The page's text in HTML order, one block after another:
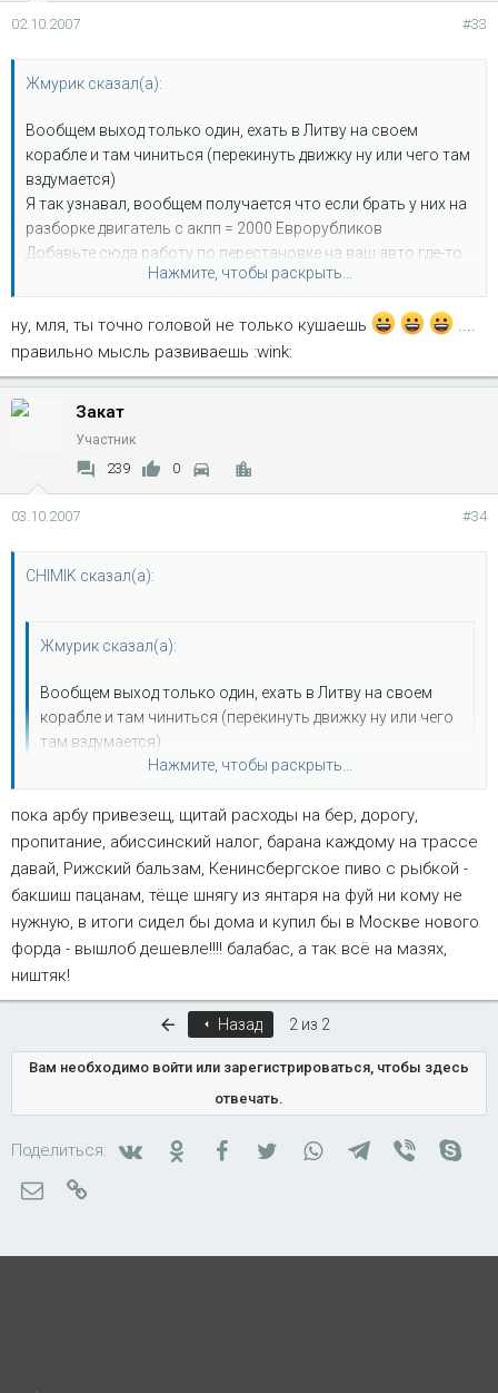
02.10.2007 #33
Жмурик сказал(а):
Вообщем выход только один, ехать в Литву на своем
корабле и там чиниться (перекинуть движку ну или чего там
вздумается)
Я так узнавал, вообщем получается что если брать у них на
разборке двигатель с акпп = 2000 Еврорубликов
Добавьте сюда работу по перестановке на ваш авто где-то
800 Евро, плюс дорога туда обратно, но где гарантия что
Поэтому, покупаем заранее проверенный авто за эти же
2000 Евро и едем на двух кораблях в "ДОКи" для того чтобы
собрать из двух один, но в этом случае есть еще и плюсы,
Нажмите, чтобы раскрыть...
ну, мля, ты точно головой не только кушаешь
правильно мысль развиваешь :wink:
Закат
Участник
239 0
03.10.2007 #34
CHIMIK сказал(а):
Жмурик сказал(а):
Вообщем выход только один, ехать в Литву на своем
корабле и там чиниться (перекинуть движку ну или чего
там вздумается)
Я так узнавал, вообщем получается что если брать у них
Добавьте сюда работу по перестановке на ваш авто где-
то 800 Евро, плюс дорога туда обратно, но где гарантия
что двигатель в норме?
Поэтому, покупаем заранее проверенный авто за эти же
2000 Евро и едем на двух кораблях в "ДОКи" для того
чтобы собрать из двух один, но в этом случае есть еще и
плюсы, мы можем с собой забрать кучу запчастей!!!
Нажмите, чтобы раскрыть...
ну, мля, ты точно головой не только кушаешь
правильно мысль развиваешь :wink:
Нажмите, чтобы раскрыть...
пока арбу привезещ, щитай расходы на бер, дорогу,
пропитание, абиссинский налог, барана каждому на трассе
давай, Рижский бальзам, Кенинсбергское пиво с рыбкой -
бакшиш пацанам, тёще шнягу из янтаря на фуй ни кому не
нужную, в итоги сидел бы дома и купил бы в Москве нового
форда - вышлоб дешевле!!!! балабас, а так всё на мазях,
ништяк!
ПервыйНазад 2 из 2
Вам необходимо войти или зарегистрироваться, чтобы здесь
отвечать.
Поделиться: ВконтактеОдноклассники
FacebookTwitterWhatsAppTelegram
Viber
Электронная почта